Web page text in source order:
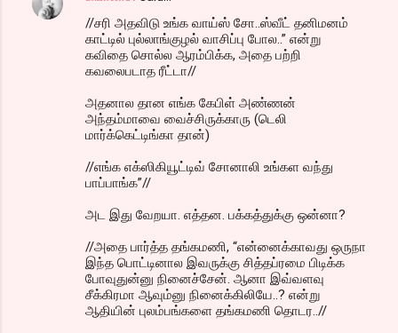
//சரி அதவிடு உங்க வாய்ஸ் சோ..ஸ்வீட் தனிமனம்
காட்டில் புல்லாங்குழல் வாசிப்பு போல..” என்று
கவிதை சொல்ல ஆரம்பிக்க, அதை பற்றி
கவலைபடாத ரீட்டா//
அதனால தான எங்க கேபிள் அண்ணன்
அந்தம்மாவை வைச்சிருக்காரு (டெலி
மார்க்கெட்டிங்கா தான்)
//எங்க எக்ஸிகியூட்டிவ் சோனாலி உங்கள வந்து
பாப்பாங்க”//
அட இது வேறயா. எத்தன. பக்கத்துக்கு ஒன்னா?
//அதை பார்த்த தங்கமணி, “என்னைக்காவது ஒருநா
இந்த பொட்டினால இவருக்கு சித்தப்ரமை பிடிக்க
போவுதுன்னு நினைச்சேன். ஆனா இவ்வளவு
சீக்கிரமா ஆவும்னு நினைக்கிலியே..? என்று
ஆதியின் புலம்பங்களை தங்கமணி தொடர..//